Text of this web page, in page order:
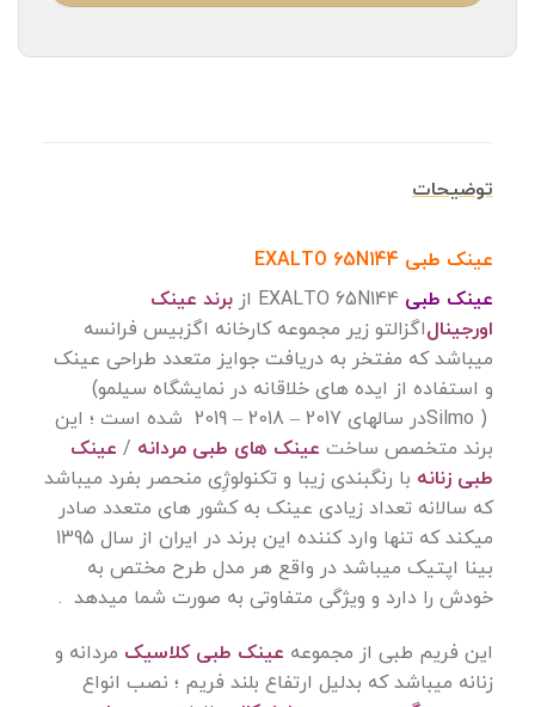
توضیحات
عینک طبی EXALTO 65N144
عینک طبی
از برند عینک
اورجینالاگزالتو زیر مجموعه کارخانه اگزبیس فرانسه
میباشد که مفتخر به دریافت جوایز متعدد طراحی عینک
و استفاده از ایده های خلاقانه در نمایشگاه سیلمو(
Silmo )
در سالهای 2017 – 2018 – 2019 شده است ؛ این
برند متخصص ساخت عینک های طبی مردانه / عینک
طبی زنانه با رنگبندی زیبا و تکنولوژِی منحصر بفرد میباشد
که سالانه تعداد زیادی عینک به کشور های متعدد صادر
میکند که تنها وارد کننده این برند در ایران از سال 1395
بینا اپتیک میباشد در واقع هر مدل طرح مختص به
خودش را دارد و ویژگی متفاوتی به صورت شما میدهد .
این فریم طبی از مجموعه عینک طبی کلاسیک مردانه و
زنانه میباشد که بدلیل ارتفاع بلند فریم ؛ نصب انواع